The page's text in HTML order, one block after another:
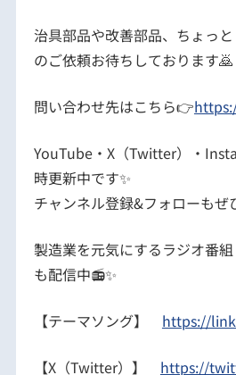
治具部品や改善部品、ちょっ
のご依頼お待ちしております🙇
問い合わせ先はこちら👉
YouTube・X（Twitter）・
時更新中です✨
チャンネル登録&フォローもぜ
製造業を元気にするラジオ番
も配信中📻✨
【テーマソング】 https://
【X（Twitter）】 https://